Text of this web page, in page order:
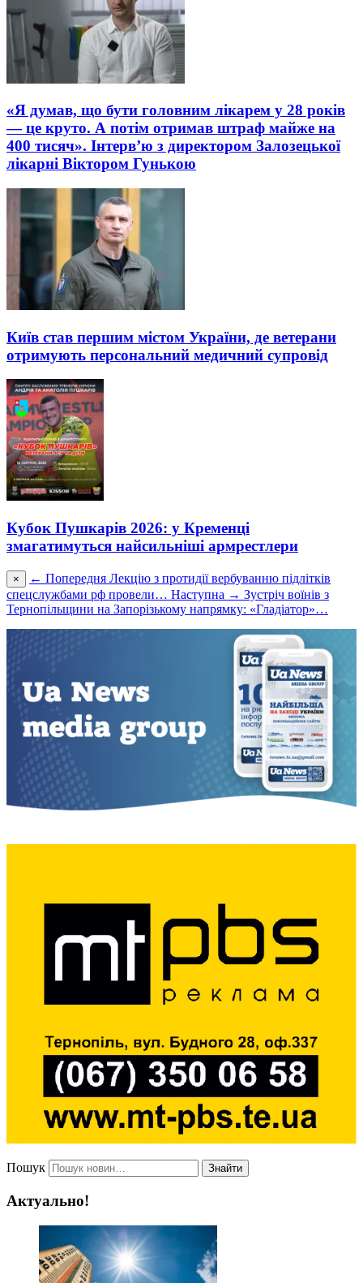
«Я думав, що бути головним лікарем у 28 років
— це круто. А потім отримав штраф майже на
400 тисяч». Інтерв’ю з директором Залозецької
лікарні Віктором Гунькою
Київ став першим містом України, де ветерани
отримують персональний медичний супровід
Кубок Пушкарів 2026: у Кременці
змагатимуться найсильніші армрестлери
× ← Попередня Лекцію з протидії вербуванню підлітків
спецслужбами рф провели… Наступна → Зустріч воїнів з
Тернопільщини на Запорізькому напрямку: «Гладіатор»…
Пошук Знайти
Актуально!